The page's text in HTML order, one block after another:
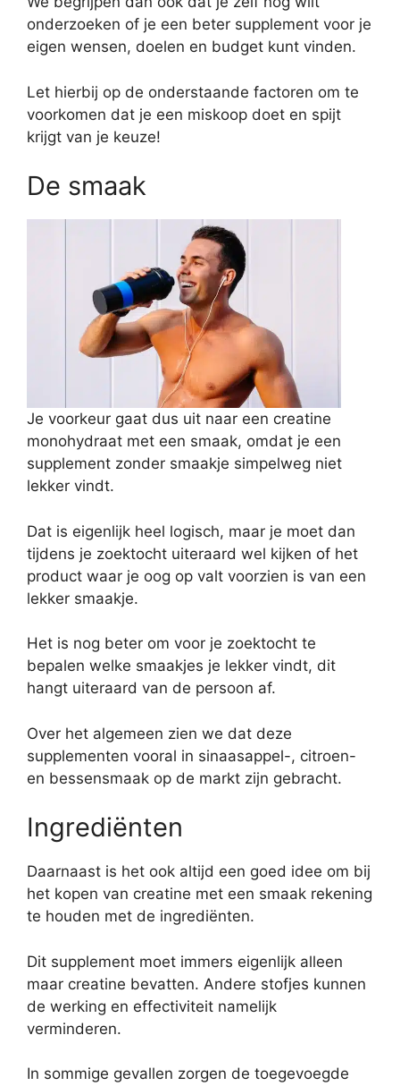
onderzoeken of je een beter supplement voor je
eigen wensen, doelen en budget kunt vinden.
Let hierbij op de onderstaande factoren om te
voorkomen dat je een miskoop doet en spijt
krijgt van je keuze!
De smaak
Je voorkeur gaat dus uit naar een creatine
monohydraat met een smaak, omdat je een
supplement zonder smaakje simpelweg niet
lekker vindt.
Dat is eigenlijk heel logisch, maar je moet dan
tijdens je zoektocht uiteraard wel kijken of het
product waar je oog op valt voorzien is van een
lekker smaakje.
Het is nog beter om voor je zoektocht te
bepalen welke smaakjes je lekker vindt, dit
hangt uiteraard van de persoon af.
Over het algemeen zien we dat deze
supplementen vooral in sinaasappel-, citroen-
en bessensmaak op de markt zijn gebracht.
Ingrediënten
Daarnaast is het ook altijd een goed idee om bij
het kopen van creatine met een smaak rekening
te houden met de ingrediënten.
Dit supplement moet immers eigenlijk alleen
maar creatine bevatten. Andere stofjes kunnen
de werking en effectiviteit namelijk
verminderen.
In sommige gevallen zorgen de toegevoegde